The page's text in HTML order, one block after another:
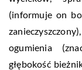
(informuje on
ogumienia
głębokość